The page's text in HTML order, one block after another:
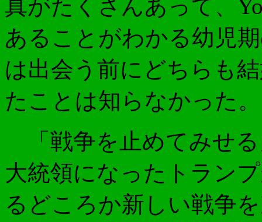
真がたくさんあって、
あることがわかる幼児
は出会う前にどちらも
たことは知らなかった。
「戦争を止めてみせ
大統領になったトラン
るどころか新しい戦争